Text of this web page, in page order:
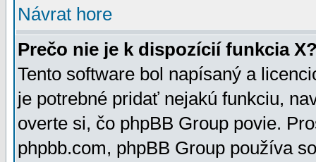
Návrat hore
Prečo nie je k dispozícií funkcia
Tento software bol napísaný a
je potrebné pridať nejakú funkciu,
overte si, čo phpBB Group povie.
phpbb.com, phpBB Group používa